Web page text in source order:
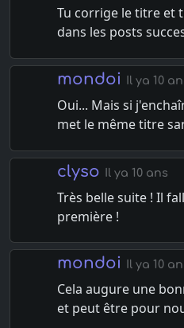
Tu corrige le titre et
dans les posts
mondoi Il ya 10
Oui... Mais si
met le même titre
clyso Il ya 10 ans
Très belle suite ! Il
première !
mondoi Il ya 10
Cela augure une
et peut être pour